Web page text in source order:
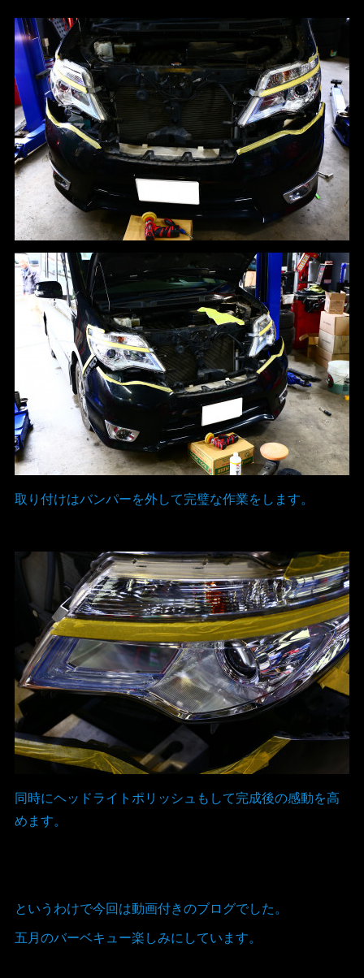
取り付けはバンパーを外して完璧な作業をします。
同時にヘッドライトポリッシュもして完成後の感動を高
めます。
というわけで今回は動画付きのブログでした。
五月のバーベキュー楽しみにしています。